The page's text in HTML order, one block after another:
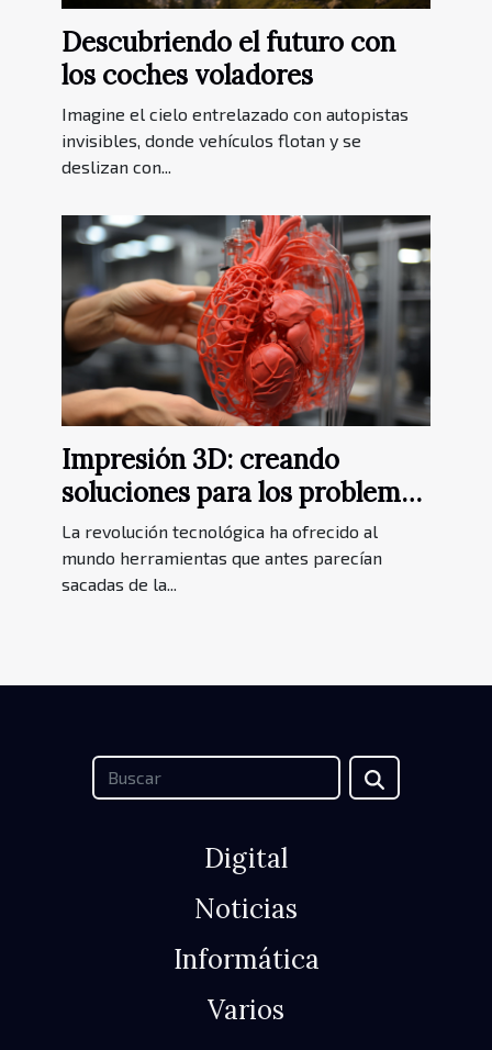
Descubriendo el futuro con
los coches voladores
Imagine el cielo entrelazado con autopistas
invisibles, donde vehículos flotan y se
deslizan con...
Impresión 3D: creando
soluciones para los problemas
de la humanidad
La revolución tecnológica ha ofrecido al
mundo herramientas que antes parecían
sacadas de la...
Digital
Noticias
Informática
Varios